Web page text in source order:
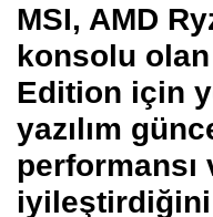
MSI, AMD
konsolu olan
Edition için
yazılım